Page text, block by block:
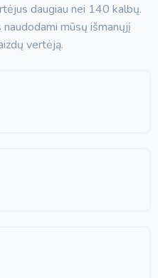
daugiau nei 140 kalbų.
mūsų išmanųjį
vertėją.